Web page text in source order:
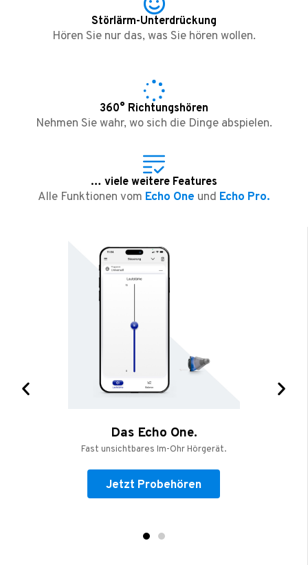
Das Echo One.
Fast unsichtbares Im-Ohr Hörgerät.
Jetzt Probehören
Störlärm-Unterdrückung
Hören Sie nur das, was Sie hören wollen.
360° Richtungshören
Nehmen Sie wahr, wo sich die Dinge abspielen.
… viele weitere Features
Alle Funktionen vom Echo One und Echo Pro.